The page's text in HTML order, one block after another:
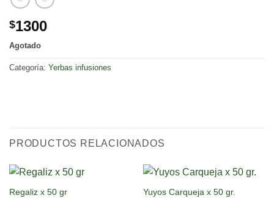
$1300
Agotado
Categoría: Yerbas infusiones
PRODUCTOS RELACIONADOS
Regaliz x 50 gr
Yuyos Carqueja x 50 gr.